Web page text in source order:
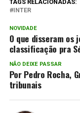
TAGS RELACIONADAS:
INTER
NOVIDADE
O que disseram os
classificação pra
NÃO DEIXE PASSAR
Por Pedro Rocha,
tribunais